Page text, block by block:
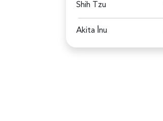
Shih Tzu
Akita İ̇nu